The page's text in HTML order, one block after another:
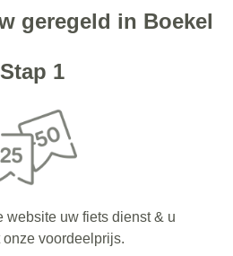
geregeld in Boekel
Stap 1
website uw fiets dienst & u
onze voordeelprijs.